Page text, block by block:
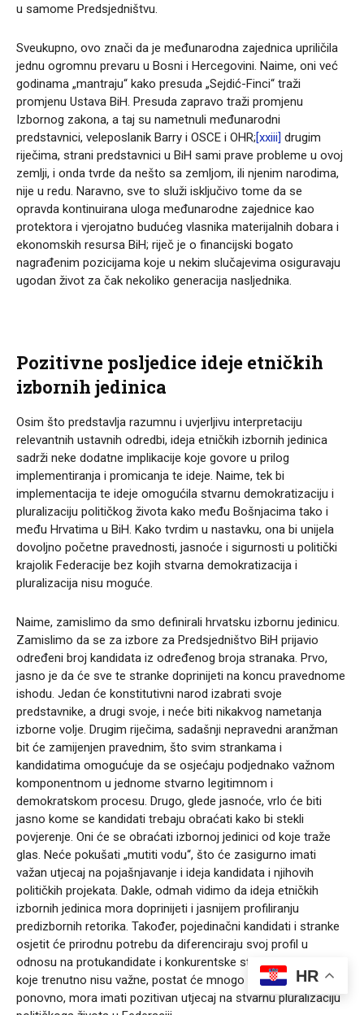
u samome Predsjedništvu.
Sveukupno, ovo znači da je međunarodna zajednica upriličila
jednu ogromnu prevaru u Bosni i Hercegovini. Naime, oni već
godinama „mantraju“ kako presuda „Sejdić-Finci“ traži
promjenu Ustava BiH. Presuda zapravo traži promjenu
Izbornog zakona, a taj su nametnuli međunarodni
predstavnici, veleposlanik Barry i OSCE i OHR;[xxiii] drugim
riječima, strani predstavnici u BiH sami prave probleme u ovoj
zemlji, i onda tvrde da nešto sa zemljom, ili njenim narodima,
nije u redu. Naravno, sve to služi isključivo tome da se
opravda kontinuirana uloga međunarodne zajednice kao
protektora i vjerojatno budućeg vlasnika materijalnih dobara i
ekonomskih resursa BiH; riječ je o financijski bogato
nagrađenim pozicijama koje u nekim slučajevima osiguravaju
ugodan život za čak nekoliko generacija nasljednika.
Pozitivne posljedice ideje etničkih
izbornih jedinica
Osim što predstavlja razumnu i uvjerljivu interpretaciju
relevantnih ustavnih odredbi, ideja etničkih izbornih jedinica
sadrži neke dodatne implikacije koje govore u prilog
implementiranja i promicanja te ideje. Naime, tek bi
implementacija te ideje omogućila stvarnu demokratizaciju i
pluralizaciju političkog života kako među Bošnjacima tako i
među Hrvatima u BiH. Kako tvrdim u nastavku, ona bi unijela
dovoljno početne pravednosti, jasnoće i sigurnosti u politički
krajolik Federacije bez kojih stvarna demokratizacija i
pluralizacija nisu moguće.
Naime, zamislimo da smo definirali hrvatsku izbornu jedinicu.
Zamislimo da se za izbore za Predsjedništvo BiH prijavio
određeni broj kandidata iz određenog broja stranaka. Prvo,
jasno je da će sve te stranke doprinijeti na koncu pravednome
ishodu. Jedan će konstitutivni narod izabrati svoje
predstavnike, a drugi svoje, i neće biti nikakvog nametanja
izborne volje. Drugim riječima, sadašnji nepravedni aranžman
bit će zamijenjen pravednim, što svim strankama i
kandidatima omogućuje da se osjećaju podjednako važnom
komponentnom u jednome stvarno legitimnom i
demokratskom procesu. Drugo, glede jasnoće, vrlo će biti
jasno kome se kandidati trebaju obraćati kako bi stekli
povjerenje. Oni će se obraćati izbornoj jedinici od koje traže
glas. Neće pokušati „mutiti vodu“, što će zasigurno imati
važan utjecaj na pojašnjavanje i ideja kandidata i njihovih
političkih projekata. Dakle, odmah vidimo da ideja etničkih
izbornih jedinica mora doprinijeti i jasnijem profiliranju
predizbornih retorika. Također, pojedinačni kandidati i stranke
osjetit će prirodnu potrebu da diferenciraju svoj profil u
odnosu na protukandidate i konkurentske stranke. Razlike,
koje trenutno nisu važne, postat će mnogo važnijima. To,
ponovno, mora imati pozitivan utjecaj na stvarnu pluralizaciju
HR